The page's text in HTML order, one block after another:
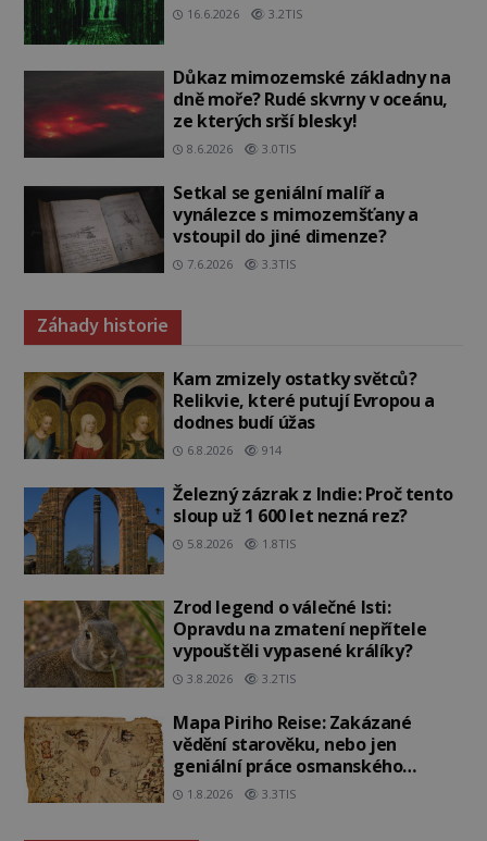
16.6.2026 3.2TIS
Důkaz mimozemské základny na
dně moře? Rudé skvrny v oceánu,
ze kterých srší blesky!
8.6.2026 3.0TIS
Setkal se geniální malíř a
vynálezce s mimozemšťany a
vstoupil do jiné dimenze?
7.6.2026 3.3TIS
Záhady historie
Kam zmizely ostatky světců?
Relikvie, které putují Evropou a
dodnes budí úžas
6.8.2026 914
Železný zázrak z Indie: Proč tento
sloup už 1 600 let nezná rez?
5.8.2026 1.8TIS
Zrod legend o válečné lsti:
Opravdu na zmatení nepřítele
vypouštěli vypasené králíky?
3.8.2026 3.2TIS
Mapa Piriho Reise: Zakázané
vědění starověku, nebo jen
geniální práce osmanského
admirála?
1.8.2026 3.3TIS